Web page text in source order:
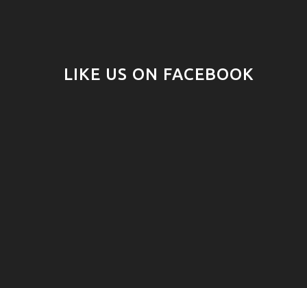
LIKE US ON FACEBOOK